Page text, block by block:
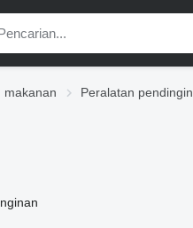
makanan Peralatan pendingin